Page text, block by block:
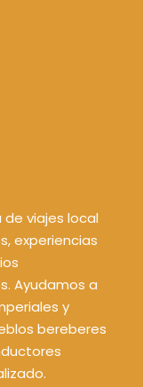
de viajes local
experiencias
Ayudamos a
y
bereberes